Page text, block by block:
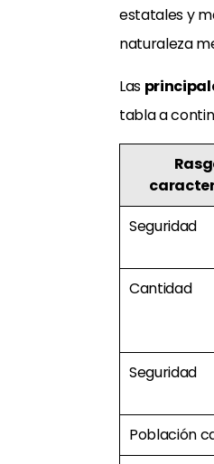
estatales y
naturaleza
Las
tabla a
Seguridad
Cantidad
Seguridad
Población